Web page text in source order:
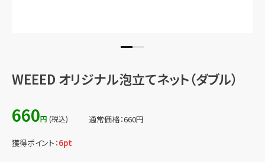
WEEED オリジナル泡立てネット（ダブル）
660円 (税込) 通常価格：660円
獲得ポイント：6pt